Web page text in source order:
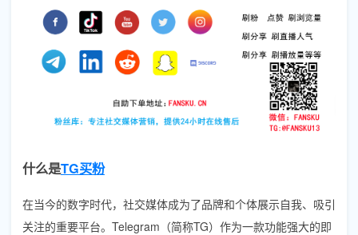
什么是TG买粉
在当今的数字时代，社交媒体成为了品牌和个体展示自我、吸引
关注的重要平台。Telegram（简称TG）作为一款功能强大的即